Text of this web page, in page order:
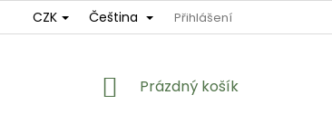
ŘÁD OBCHODNÍ PODMÍNKY
CZK Čeština Přihlášení
NÁKUPNÍ
Prázdný košík